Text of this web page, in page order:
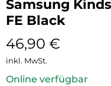
Samsung
FE Black
46,90 €
inkl. MwSt.
Online verfügbar